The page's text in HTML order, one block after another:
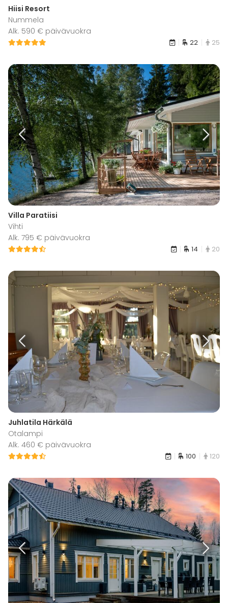
Hiisi Resort
Nummela
Alk. 590 € päivävuokra
22 25
Villa Paratiisi
Vihti
Alk. 795 € päivävuokra
14 20
Juhlatila Härkälä
Otalampi
Alk. 460 € päivävuokra
100 120